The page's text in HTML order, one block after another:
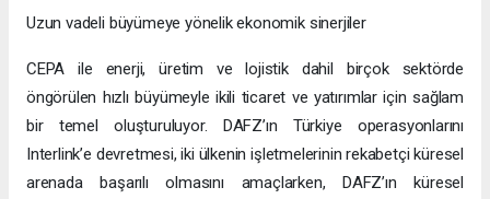
Uzun vadeli büyümeye yönelik ekonomik sinerjiler
CEPA ile enerji, üretim ve lojistik dahil birçok sektörde
öngörülen hızlı büyümeyle ikili ticaret ve yatırımlar için sağlam
bir temel oluşturuluyor. DAFZ’ın Türkiye operasyonlarını
Interlink’e devretmesi, iki ülkenin işletmelerinin rekabetçi küresel
arenada başarılı olmasını amaçlarken, DAFZ’ın küresel